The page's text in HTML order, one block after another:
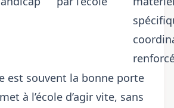
est souvent la bonne porte
à l’école d’agir vite, sans